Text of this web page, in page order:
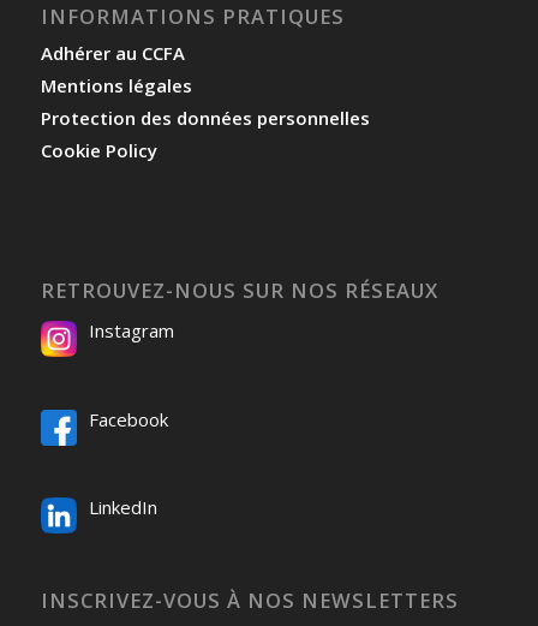
INFORMATIONS PRATIQUES
Adhérer au CCFA
Mentions légales
Protection des données personnelles
Cookie Policy
RETROUVEZ-NOUS SUR NOS RÉSEAUX
Instagram
Facebook
LinkedIn
INSCRIVEZ-VOUS À NOS NEWSLETTERS